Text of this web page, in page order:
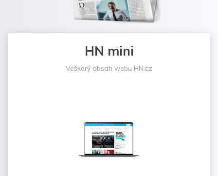
HN mini
Veškerý obsah webu HN.cz